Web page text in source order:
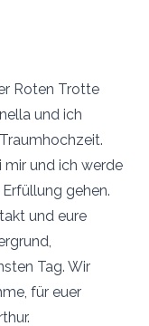
Roten Trotte
und ich
mir und ich werde
gehen.
und eure
Tag. Wir
für euer